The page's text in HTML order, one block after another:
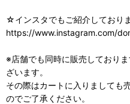
☆インスタでもご紹介しており
https://www.instagram.com/
※店舗でも同時に販売しており
ざいます。
その際はカートに入りましても
のでご了承ください。